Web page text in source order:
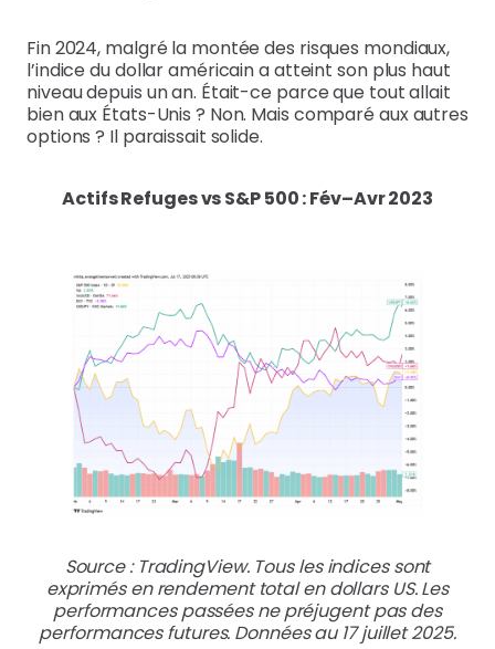
Fin 2024, malgré la montée des risques mondiaux,
l’indice du dollar américain a atteint son plus haut
niveau depuis un an. Était-ce parce que tout allait
bien aux États-Unis ? Non. Mais comparé aux autres
options ? Il paraissait solide.
Actifs Refuges vs S&P 500 : Fév–Avr 2023
Source : TradingView. Tous les indices sont
exprimés en rendement total en dollars US. Les
performances passées ne préjugent pas des
performances futures. Données au 17 juillet 2025.